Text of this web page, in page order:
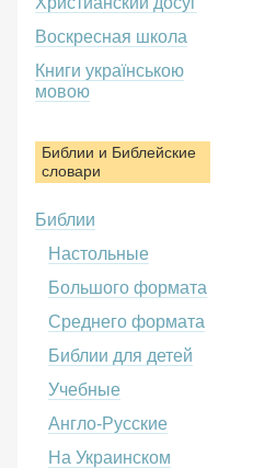
Воскресная школа
Книги українською
мовою
Библии и Библейские
словари
Библии
Настольные
Большого формата
Среднего формата
Библии для детей
Учебные
Англо-Русские
На Украинском